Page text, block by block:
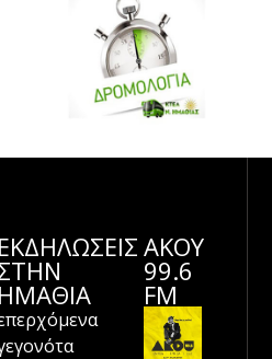
ΕΚΔΗΛΩΣΕΙΣ
ΗΜΑΘΊΑ
ΑΚΟΥ
99.6
FM